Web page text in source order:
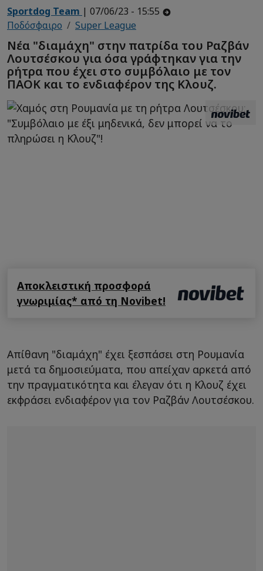
Sportdog Team | 07/06/23 - 15:55
Ποδόσφαιρο
Super League
Νέα "διαμάχη" στην πατρίδα του Ραζβάν
Λουτσέσκου για όσα γράφτηκαν για την
ρήτρα που έχει στο συμβόλαιο με τον
ΠΑΟΚ και το ενδιαφέρον της Κλουζ.
Αποκλειστική προσφορά
γνωριμίας* από τη Novibet!
Απίθανη "διαμάχη" έχει ξεσπάσει στη Ρουμανία
μετά τα δημοσιεύματα, που απείχαν αρκετά από
την πραγματικότητα και έλεγαν ότι η Κλουζ έχει
εκφράσει ενδιαφέρον για τον Ραζβάν Λουτσέσκου.